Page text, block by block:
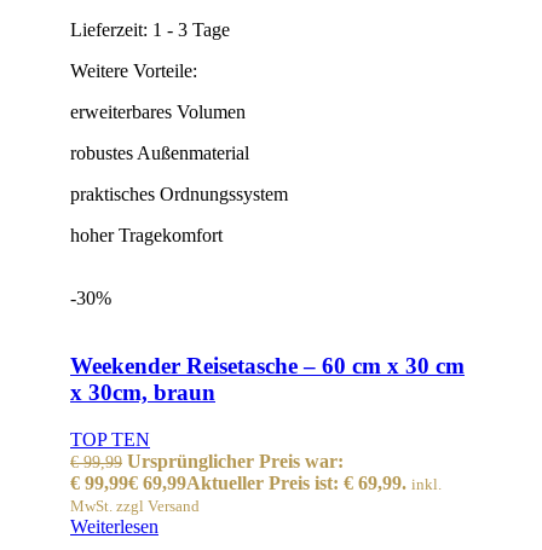
Lieferzeit: 1 - 3 Tage
Weitere Vorteile:
erweiterbares Volumen
robustes Außenmaterial
praktisches Ordnungssystem
hoher Tragekomfort
-30%
Weekender Reisetasche – 60 cm x 30 cm
x 30cm, braun
TOP TEN
€99,99 Ursprünglicher Preis war:
€ 99,99€ 69,99Aktueller Preis ist: € 69,99. inkl.
MwSt. zzgl Versand
Weiterlesen